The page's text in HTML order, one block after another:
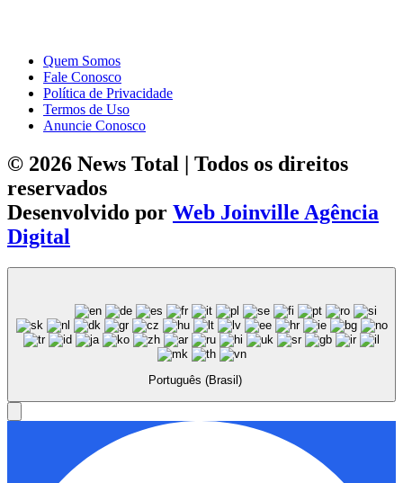
Quem Somos
Fale Conosco
Política de Privacidade
Termos de Uso
Anuncie Conosco
© 2026 News Total | Todos os direitos
reservados
Desenvolvido por Web Joinville Agência
Digital
Português (Brasil)